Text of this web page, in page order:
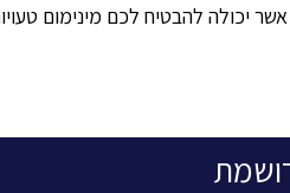
יכולה להבטיח לכם מינימום